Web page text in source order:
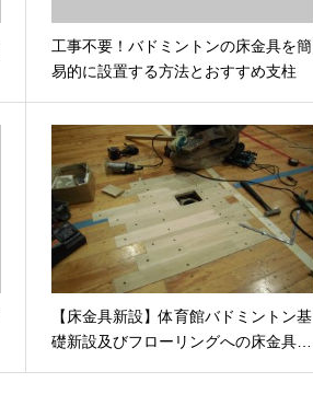
工事不要！バドミントンの床金具を簡
易的に設置する方法とおすすめ支柱
【床金具新設】体育館バドミントン基
礎新設及びフローリングへの床金具…